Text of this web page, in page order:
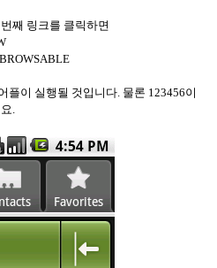
째 링크를 클릭하면
플이 실행될 것입니다. 물론 123456이
.